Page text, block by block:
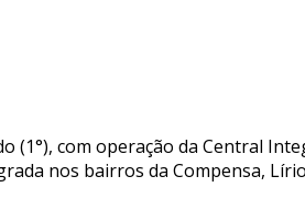
com operação da Central
nos bairros da Compensa,